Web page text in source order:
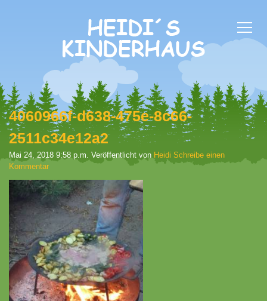
4060966f-d638-475e-8c66-
2511c34e12a2
Mai 24, 2018 9:58 p.m. Veröffentlicht von Heidi Schreibe einen
Kommentar